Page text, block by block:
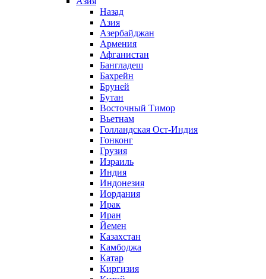
Назад
Азия
Азербайджан
Армения
Афганистан
Бангладеш
Бахрейн
Бруней
Бутан
Восточный Тимор
Вьетнам
Голландская Ост-Индия
Гонконг
Грузия
Израиль
Индия
Индонезия
Иордания
Ирак
Иран
Йемен
Казахстан
Камбоджа
Катар
Киргизия